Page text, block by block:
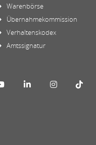
Warenbörse
Übernahmekommission
Verhaltenskodex
Amtssignatur